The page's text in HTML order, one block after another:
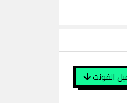
الفونت